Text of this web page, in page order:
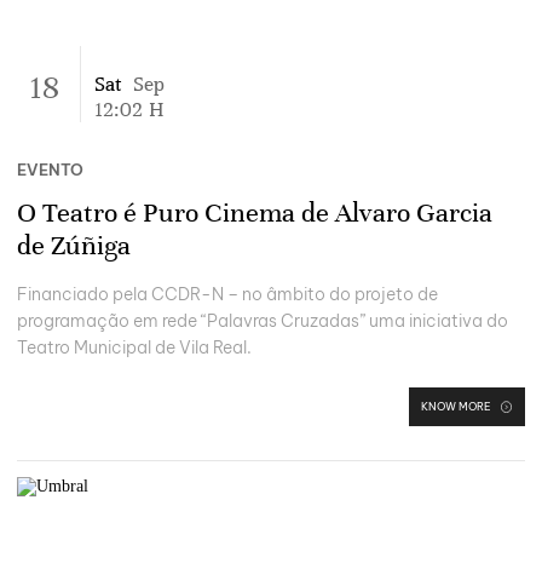
18 Sat Sep
12:02 H
EVENTO
O Teatro é Puro Cinema de Alvaro Garcia
de Zúñiga
Financiado pela CCDR-N – no âmbito do projeto de
programação em rede “Palavras Cruzadas” uma iniciativa do
Teatro Municipal de Vila Real.
KNOW MORE